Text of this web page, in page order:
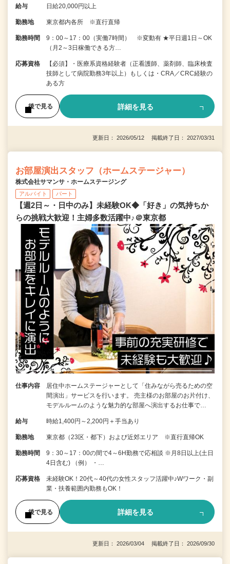
給与 日給20,000円以上
勤務地 東京都内各所 ※直行直帰
勤務時間
9：00～17：00（実働7時間） ※変動有 ★平日週1日～OK
（月2～3日稼働できる方…
応募資格
【必須】・医療系資格経験者（正看護師、薬剤師、臨床検査
技師として病院勤務3年以上）もしくは・CRA／CRC経験の
ある方
後で見る 詳細を見る
更新日： 2026/05/12 掲載終了日： 2027/03/31
お部屋演出スタッフ（ホームステージャー）
株式会社サマンサ・ホームステージング
アルバイト パート
【週2日～・日中のみ】未経験OK◆「好き」の気持ちか
らの挑戦大歓迎！主婦多数活躍中♪＠東京都
仕事内容
居住中ホームステージャーとして「住みながら売るための空
間演出」サービスを行います。 売主様のお部屋のお片付け、
モデルルームのような魅力的な部屋へ演出するお仕事で…
給与 時給1,400円～2,200円＋手当あり
勤務地 東京都（23区・都下）および近郊エリア ※直行直帰OK
勤務時間
9：30～17：00の間で4～6H勤務で応相談 ※月8日以上(土日
4日含む) （例） ・…
応募資格
未経験OK！20代～40代の女性スタッフ活躍中♪Wワーク・副
業・扶養範囲内勤務もOK！
後で見る 詳細を見る
更新日： 2026/03/04 掲載終了日： 2026/09/30